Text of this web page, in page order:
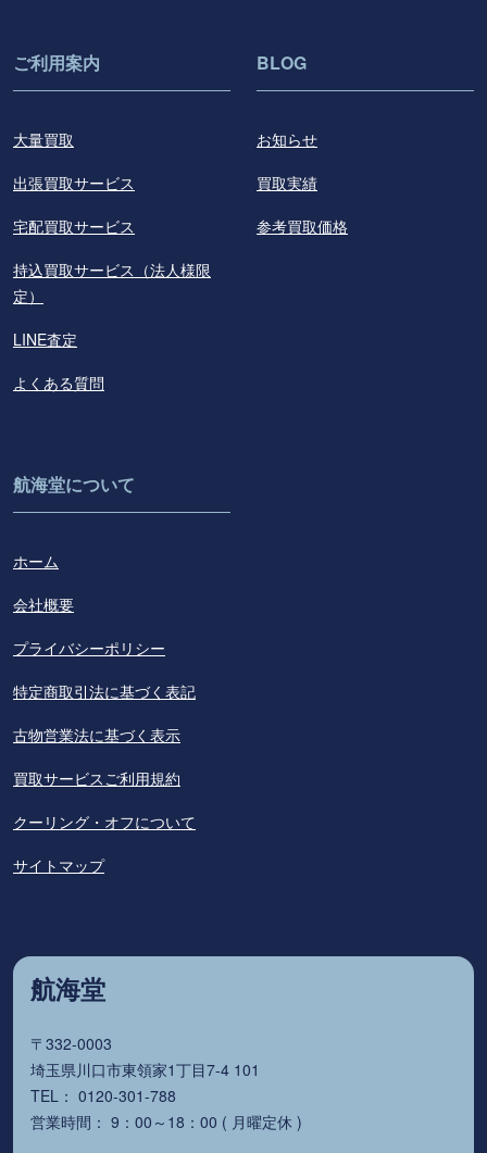
ご利用案内
大量買取
出張買取サービス
宅配買取サービス
持込買取サービス（法人様限
定）
LINE査定
よくある質問
BLOG
お知らせ
買取実績
参考買取価格
航海堂について
ホーム
会社概要
プライバシーポリシー
特定商取引法に基づく表記
古物営業法に基づく表示
買取サービスご利用規約
クーリング・オフについて
サイトマップ
航海堂
〒332-0003
埼玉県川口市東領家1丁目7-4 101
TEL： 0120-301-788
営業時間： 9：00～18：00 ( 月曜定休 )